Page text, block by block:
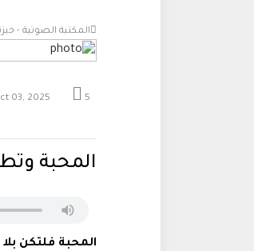
المكتبة الصوتية -
03, 2025 5
المحبة
المحبة فلتكن